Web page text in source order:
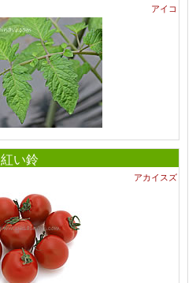
アイコ
紅い鈴
アカイスズ